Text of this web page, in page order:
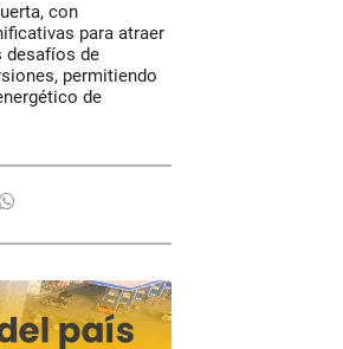
con
para atraer
desafíos de
permitiendo
de